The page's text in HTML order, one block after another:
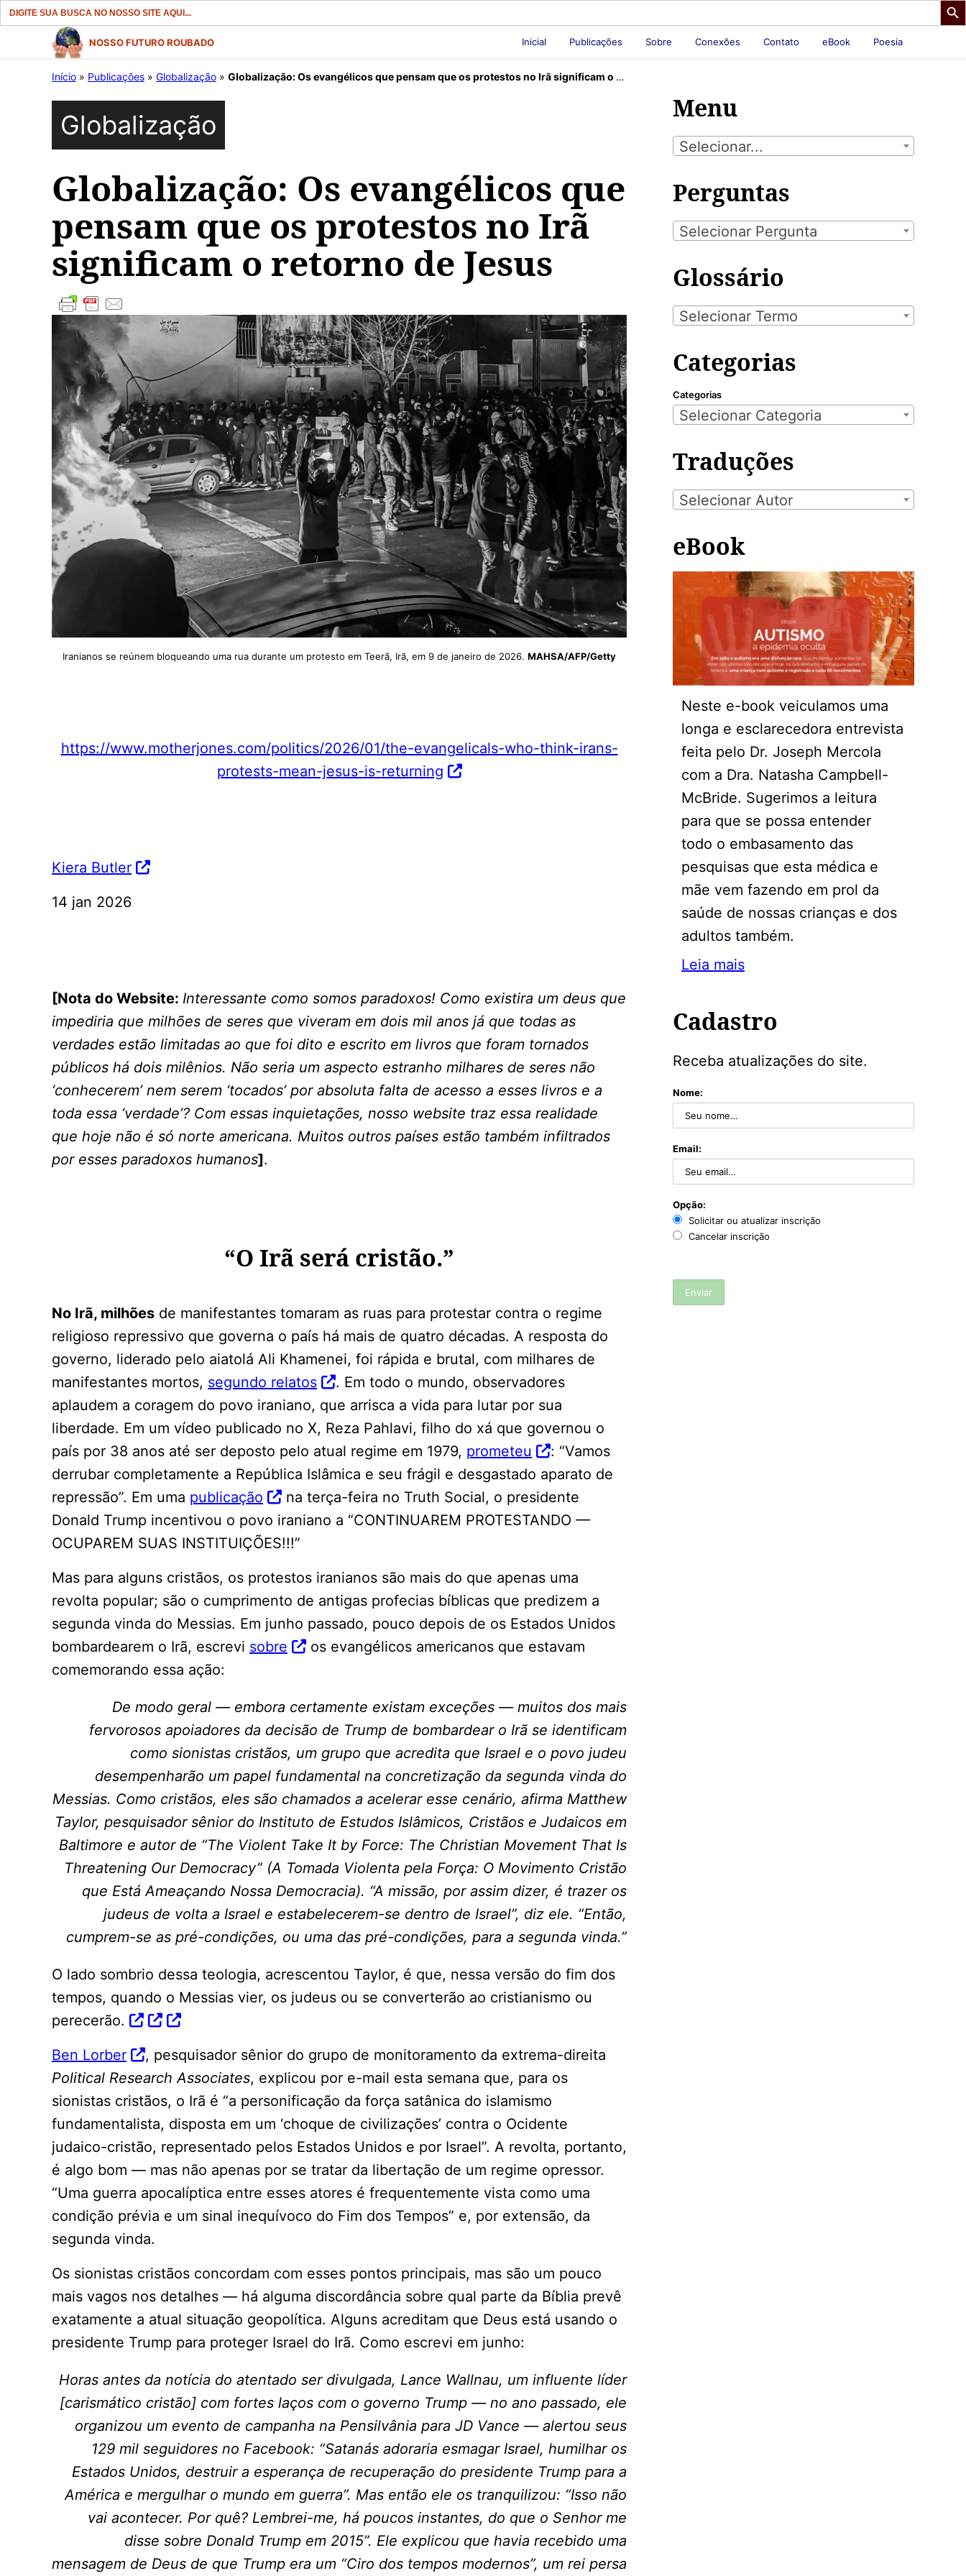
Search
for:
conteúdo
NOSSO FUTURO ROUBADO Inicial Publicações Sobre Conexões Contato eBook Poesia
Início » Publicações » Globalização » Globalização: Os evangélicos que pensam que os protestos no Irã significam o retorno de Jesus
Globalização
Globalização: Os evangélicos que
pensam que os protestos no Irã
significam o retorno de Jesus
Iranianos se reúnem bloqueando uma rua durante um protesto em Teerã, Irã, em 9 de janeiro de 2026. MAHSA/AFP/Getty
https://www.motherjones.com/politics/2026/01/the-evangelicals-who-think-irans-
protests-mean-jesus-is-returning
Kiera Butler
14 jan 2026
[Nota do Website: Interessante como somos paradoxos! Como existira um deus que
impediria que milhões de seres que viveram em dois mil anos já que todas as
verdades estão limitadas ao que foi dito e escrito em livros que foram tornados
públicos há dois milênios. Não seria um aspecto estranho milhares de seres não
‘conhecerem’ nem serem ‘tocados’ por absoluta falta de acesso a esses livros e a
toda essa ‘verdade’? Com essas inquietações, nosso website traz essa realidade
que hoje não é só norte americana. Muitos outros países estão também infiltrados
por esses paradoxos humanos].
“O Irã será cristão.”
No Irã, milhões de manifestantes tomaram as ruas para protestar contra o regime
religioso repressivo que governa o país há mais de quatro décadas. A resposta do
governo, liderado pelo aiatolá Ali Khamenei, foi rápida e brutal, com milhares de
manifestantes mortos, segundo relatos
. Em todo o mundo, observadores
aplaudem a coragem do povo iraniano, que arrisca a vida para lutar por sua
liberdade. Em um vídeo publicado no X, Reza Pahlavi, filho do xá que governou o
país por 38 anos até ser deposto pelo atual regime em 1979, prometeu
: “Vamos
derrubar completamente a República Islâmica e seu frágil e desgastado aparato de
repressão”. Em uma publicação
na terça-feira no Truth Social, o presidente
Donald Trump incentivou o povo iraniano a “CONTINUAREM PROTESTANDO —
OCUPAREM SUAS INSTITUIÇÕES!!!”
Mas para alguns cristãos, os protestos iranianos são mais do que apenas uma
revolta popular; são o cumprimento de antigas profecias bíblicas que predizem a
segunda vinda do Messias. Em junho passado, pouco depois de os Estados Unidos
bombardearem o Irã, escrevi sobre
os evangélicos americanos que estavam
comemorando essa ação:
De modo geral — embora certamente existam exceções — muitos dos mais
fervorosos apoiadores da decisão de Trump de bombardear o Irã se identificam
como sionistas cristãos, um grupo que acredita que Israel e o povo judeu
desempenharão um papel fundamental na concretização da segunda vinda do
Messias. Como cristãos, eles são chamados a acelerar esse cenário, afirma Matthew
Taylor, pesquisador sênior do Instituto de Estudos Islâmicos, Cristãos e Judaicos em
Baltimore e autor de “The Violent Take It by Force: The Christian Movement That Is
Threatening Our Democracy” (A Tomada Violenta pela Força: O Movimento Cristão
que Está Ameaçando Nossa Democracia). “A missão, por assim dizer, é trazer os
judeus de volta a Israel e estabelecerem-se dentro de Israel”, diz ele. “Então,
cumprem-se as pré-condições, ou uma das pré-condições, para a segunda vinda.”
O lado sombrio dessa teologia, acrescentou Taylor, é que, nessa versão do fim dos
tempos, quando o Messias vier, os judeus ou se converterão ao cristianismo ou
perecerão.
Ben Lorber
, pesquisador sênior do grupo de monitoramento da extrema-direita
Political Research Associates, explicou por e-mail esta semana que, para os
sionistas cristãos, o Irã é “a personificação da força satânica do islamismo
fundamentalista, disposta em um ‘choque de civilizações’ contra o Ocidente
judaico-cristão, representado pelos Estados Unidos e por Israel”. A revolta, portanto,
é algo bom — mas não apenas por se tratar da libertação de um regime opressor.
“Uma guerra apocalíptica entre esses atores é frequentemente vista como uma
condição prévia e um sinal inequívoco do Fim dos Tempos” e, por extensão, da
segunda vinda.
Os sionistas cristãos concordam com esses pontos principais, mas são um pouco
mais vagos nos detalhes — há alguma discordância sobre qual parte da Bíblia prevê
exatamente a atual situação geopolítica. Alguns acreditam que Deus está usando o
presidente Trump para proteger Israel do Irã. Como escrevi em junho:
Horas antes da notícia do atentado ser divulgada, Lance Wallnau, um influente líder
[carismático cristão] com fortes laços com o governo Trump — no ano passado, ele
organizou um evento de campanha na Pensilvânia para JD Vance — alertou seus
129 mil seguidores no Facebook: “Satanás adoraria esmagar Israel, humilhar os
Estados Unidos, destruir a esperança de recuperação do presidente Trump para a
América e mergulhar o mundo em guerra”. Mas então ele os tranquilizou: “Isso não
vai acontecer. Por quê? Lembrei-me, há poucos instantes, do que o Senhor me
disse sobre Donald Trump em 2015”. Ele explicou que havia recebido uma
mensagem de Deus de que Trump era um “Ciro dos tempos modernos”, um rei persa
Menu
Selecionar...
Perguntas
Selecionar Pergunta
Glossário
Selecionar Termo
Categorias
Categorias
Selecionar Categoria
Traduções
Selecionar Autor
eBook
Neste e-book veiculamos uma
longa e esclarecedora entrevista
feita pelo Dr. Joseph Mercola
com a Dra. Natasha Campbell-
McBride. Sugerimos a leitura
para que se possa entender
todo o embasamento das
pesquisas que esta médica e
mãe vem fazendo em prol da
saúde de nossas crianças e dos
adultos também.
Leia mais
Cadastro
Receba atualizações do site.
Nome:
Email:
Opção:
Solicitar ou atualizar inscrição
Cancelar inscrição